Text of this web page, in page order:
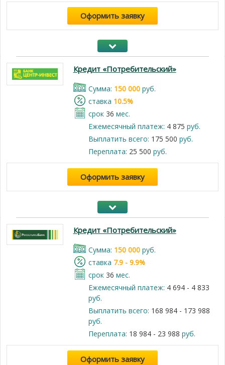
Оформить заявку
Кредит «Потребительский»
Cумма: 150 000руб.
cтавка 10.5%
срок 36 мес.
Ежемесячный платеж: 4 875 руб.
Выплатить всего: 175 500 руб.
Переплата: 25 500 руб.
Оформить заявку
Кредит «Потребительский»
Cумма: 150 000руб.
cтавка 7.9 - 9.9%
срок 36 мес.
Ежемесячный платеж: 4 694 - 4 833
руб.
Выплатить всего: 168 984 - 173 988
руб.
Переплата: 18 984 - 23 988 руб.
Оформить заявку